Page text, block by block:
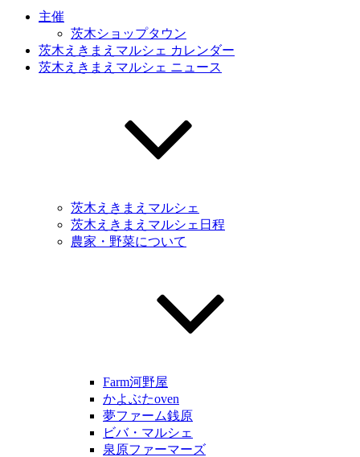
主催
茨木ショップタウン
茨木えきまえマルシェ カレンダー
茨木えきまえマルシェ ニュース
茨木えきまえマルシェ
茨木えきまえマルシェ日程
農家・野菜について
Farm河野屋
かよぶたoven
夢ファーム銭原
ビバ・マルシェ
泉原ファーマーズ